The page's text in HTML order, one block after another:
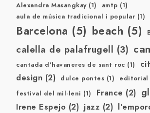
Alexandra Masangkay(1) amtp (1)
aula de música tradicional i popular (1)
Barcelona (5) beach (5)
calella de palafrugell (3)
cantada d'havaneres de sant roc (1)
design (2) dulce pontes (1) editorial
festival del mil·leni (1) France (2)
Irene Espejo (2) jazz (2)